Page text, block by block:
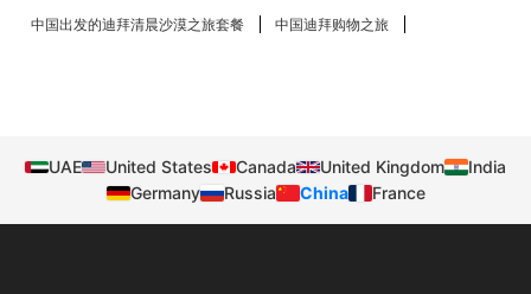
中国出发的迪拜清晨沙漠之旅套餐
中国迪拜购物之旅
UAE United States Canada United Kingdom
India
Germany
Russia China France